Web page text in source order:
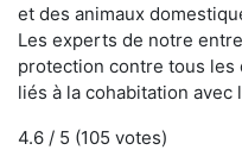
et des animaux
Les experts de notre
protection contre tous les
liés à la cohabitation avec
4.6 / 5 (105 votes)